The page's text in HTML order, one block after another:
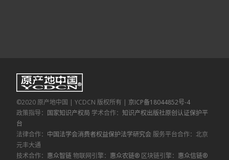
©2020 原产地中国 | YCDCN 版权所有 | 京ICP备18044852号-4
政策指导： 国家知识产权局 学术合作： 知识产权出版社原创认证保护平
台
法律合作： 中国法学会消费者权益保护法学研究会服务平台合作：北京
元丰大通
技术合作： 惠众智链物联网引擎： 惠众农链® 区块链引擎： 惠众信链®